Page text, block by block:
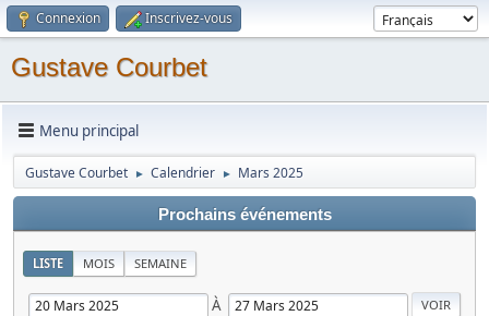
Connexion Inscrivez-vous
Gustave Courbet
Menu principal
Gustave Courbet ► Calendrier ► Mars 2025
Prochains événements
LISTE MOIS SEMAINE
À